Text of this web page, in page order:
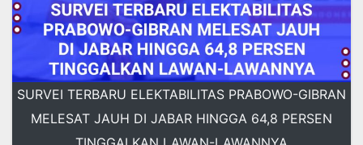
SURVEI TERBARU ELEKTABILITAS PRABOWO-GIBRAN
MELESAT JAUH DI JABAR HINGGA 64,8 PERSEN